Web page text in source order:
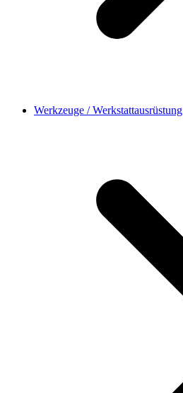
Werkzeuge / Werkstattausrüstung